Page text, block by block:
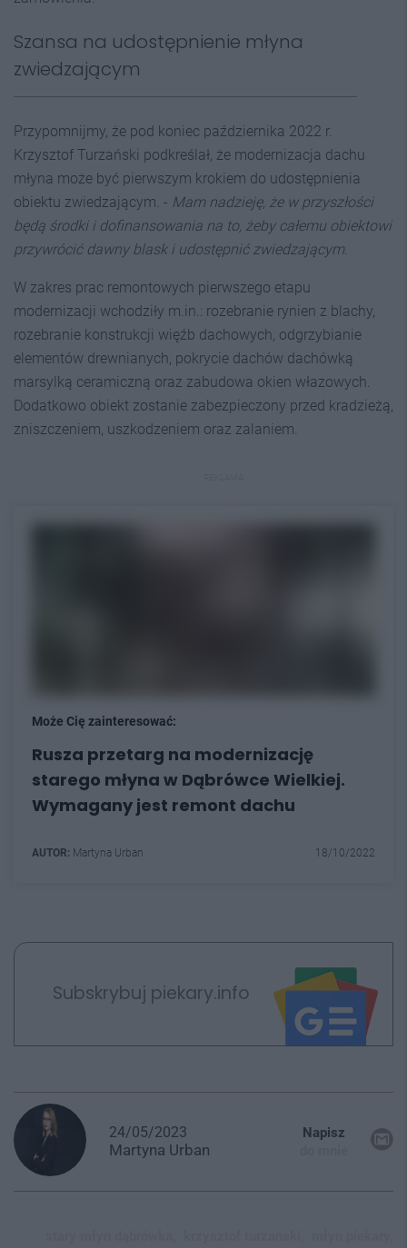
Szansa na udostępnienie młyna
zwiedzającym
Przypomnijmy, że pod koniec października 2022 r.
Krzysztof Turzański podkreślał, że modernizacja dachu
młyna może być pierwszym krokiem do udostępnienia
obiektu zwiedzającym. - Mam nadzieję, że w przyszłości
będą środki i dofinansowania na to, żeby całemu obiektowi
przywrócić dawny blask i udostępnić zwiedzającym.
W zakres prac remontowych pierwszego etapu
modernizacji wchodziły m.in.: rozebranie rynien z blachy,
rozebranie konstrukcji więźb dachowych, odgrzybianie
elementów drewnianych, pokrycie dachów dachówką
marsylką ceramiczną oraz zabudowa okien włazowych.
Dodatkowo obiekt zostanie zabezpieczony przed kradzieżą,
zniszczeniem, uszkodzeniem oraz zalaniem.
Może Cię zainteresować:
Rusza przetarg na modernizację
starego młyna w Dąbrówce Wielkiej.
Wymagany jest remont dachu
AUTOR: Martyna Urban 18/10/2022
Subskrybuj piekary.info
24/05/2023
Martyna Urban
Napisz